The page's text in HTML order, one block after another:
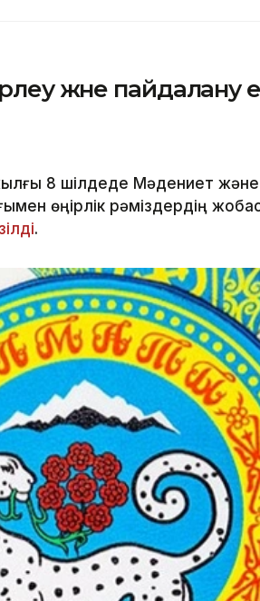
және
8 шілдеде Мәдениет және
өңірлік рәміздердің
.